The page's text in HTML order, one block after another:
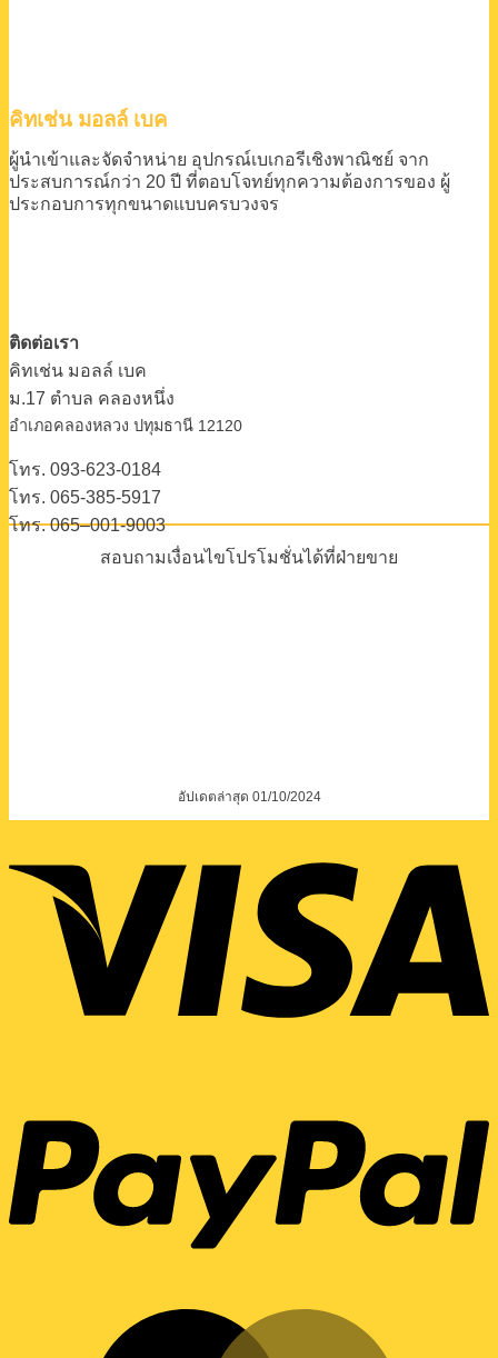
คิทเช่น มอลล์ เบค
ผู้นำเข้าและจัดจำหน่าย อุปกรณ์เบเกอรีเชิงพาณิชย์ จาก
ประสบการณ์กว่า 20 ปี ที่ตอบโจทย์ทุกความต้องการของ ผู้
ประกอบการทุกขนาดแบบครบวงจร
ติดต่อเรา
คิทเช่น มอลล์ เบค
ม.17 ตําบล คลองหนึ่ง
อําเภอคลองหลวง ปทุมธานี 12120
โทร. 093-623-0184
โทร. 065-385-5917
โทร. 065–001-9003
สอบถามเงื่อนไขโปรโมชั่นได้ที่ฝ่ายขาย
อัปเดตล่าสุด 01/10/2024